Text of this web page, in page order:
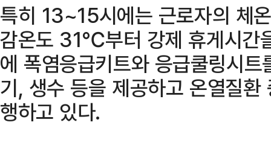
특히 13~15시에는 근로자의 체
감온도 31℃부터 강제 휴게시간
에 폭염응급키트와 응급쿨링시
기, 생수 등을 제공하고 온열질
행하고 있다.